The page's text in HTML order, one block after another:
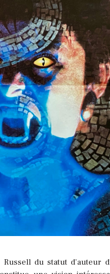
du statut d’auteur